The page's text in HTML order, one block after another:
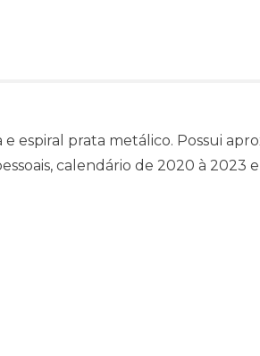
espiral prata metálico. Possui
calendário de 2020 à 2023